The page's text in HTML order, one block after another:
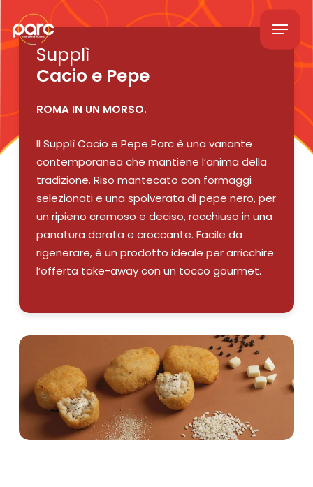
main
content
Menu
Supplì
Cacio e Pepe
ROMA IN UN MORSO.
Il Supplì Cacio e Pepe Parc è una variante
contemporanea che mantiene l’anima della
tradizione. Riso mantecato con formaggi
selezionati e una spolverata di pepe nero, per
un ripieno cremoso e deciso, racchiuso in una
panatura dorata e croccante. Facile da
rigenerare, è un prodotto ideale per arricchire
l’offerta take-away con un tocco gourmet.